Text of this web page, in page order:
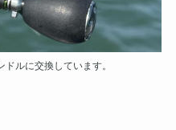
ルに交換しています。